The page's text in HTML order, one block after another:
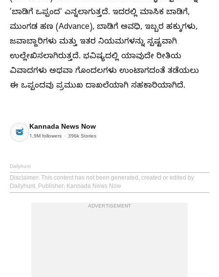
'ಬಾಡಿಗೆ ಒಪ್ಪಂದ' ಎನ್ನಲಾಗುತ್ತದೆ. ಇದರಲ್ಲಿ ಮಾಸಿಕ ಬಾಡಿಗೆ,
ಮುಂಗಡ ಹಣ (Advance), ಬಾಡಿಗೆ ಅವಧಿ, ಇಬ್ಬರ ಹಕ್ಕುಗಳು,
ಜವಾಬ್ದಾರಿಗಳು ಮತ್ತು ಇತರ ನಿಯಮಗಳನ್ನು ಸ್ಪಷ್ಟವಾಗಿ
ಉಲ್ಲೇಖಿಸಲಾಗಿರುತ್ತದೆ. ಭವಿಷ್ಯದಲ್ಲಿ ಯಾವುದೇ ರೀತಿಯ
ವಿವಾದಗಳು ಅಥವಾ ಗೊಂದಲಗಳು ಉಂಟಾಗದಂತೆ ತಡೆಯಲು
ಈ ಒಪ್ಪಂದವು ಪ್ರಮುಖ ದಾಖಲೆಯಾಗಿ ಸಹಕಾರಿಯಾಗಿದೆ.
Kannada News Now
1.9M followers 396k Stories
Dailyhunt
Disclaimer: This content has not been generated, created or edited by
Dailyhunt. Publisher: Kannada News Now
ADVERTISEMENT